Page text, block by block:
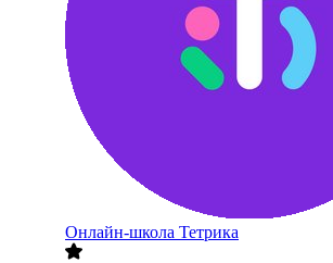
Онлайн-школа Тетрика